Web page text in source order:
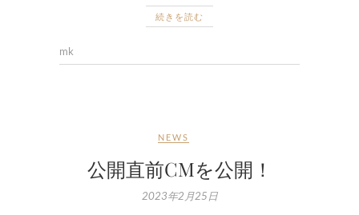
続きを読む
mk
NEWS
公開直前CMを公開！
2023年2月25日